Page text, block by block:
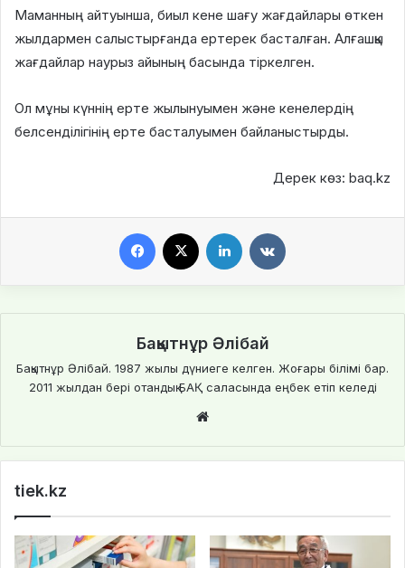
Маманның айтуынша, биыл кене шағу жағдайлары өткен
жылдармен салыстырғанда ертерек басталған. Алғашқы
жағдайлар наурыз айының басында тіркелген.
Ол мұны күннің ерте жылынуымен және кенелердің
белсенділігінің ерте басталуымен байланыстырды.
Дерек көз: baq.kz
Бақытнұр Әлібай
Бақытнұр Әлібай. 1987 жылы дүниеге келген. Жоғары білімі бар.
2011 жылдан бері отандық БАҚ саласында еңбек етіп келеді
te
tiek.kz